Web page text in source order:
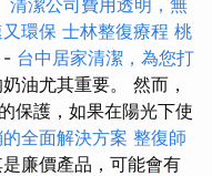
清潔公司費用透明，無
環保 士林整復療程 桃
- 台中居家清潔，為您打
油尤其重要。 然而，
保護，如果在陽光下使
全面解決方案 整復師
廉價產品，可能會有